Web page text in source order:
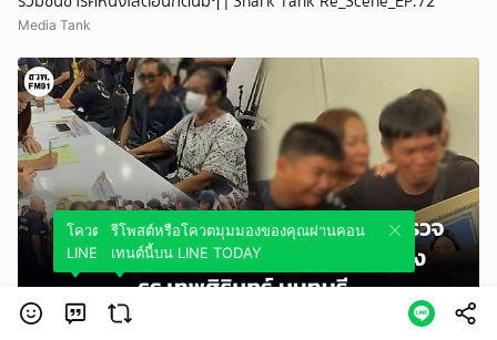
Media Tank
วิดีโอ
โควตมุมมองของคุณผ่านคอนเทนต์นี้บน
LINE TODAY
รีโพสต์หรือโควตมุมมองของคุณผ่านคอน
เทนต์นี้บน LINE TODAY